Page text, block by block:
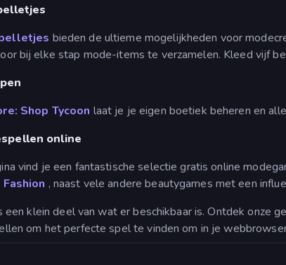
bieden de ultieme mogelijkheden voor
bij elke stap mode-items te verzamelen. Kleed vijf
Shop Tycoon laat je je eigen boetiek beheren en
online
vind je een fantastische selectie gratis online
, naast vele andere beautygames met een
een klein deel van wat er beschikbaar is. Ontdek
om het perfecte spel te vinden om in je